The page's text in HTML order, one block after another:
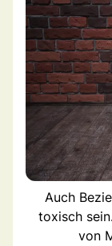
Auch
toxisch
von